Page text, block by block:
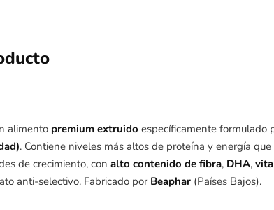
alimento premium extruido específicamente formulado
. Contiene niveles más altos de proteína y energía
de crecimiento, conalto contenido de fibra, DHA,
anti-selectivo. Fabricado por Beaphar (Países Bajos).